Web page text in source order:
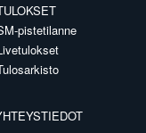
pistetilanne